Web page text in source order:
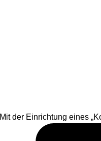
Mit der Einrichtung eines